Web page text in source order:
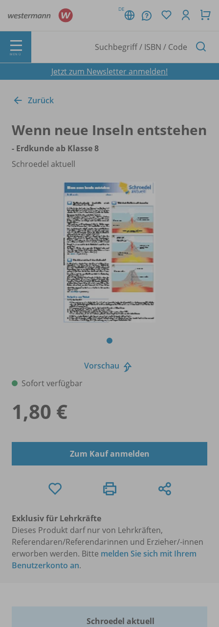
DE
MENÜ
Jetzt zum Newsletter anmelden!
Zurück
Wenn neue Inseln entstehen
- Erdkunde ab Klasse 8
Schroedel aktuell
Vorschau
Sofort verfügbar
1,80 €
Zum Kauf anmelden
Exklusiv für Lehrkräfte
Dieses Produkt darf nur von Lehrkräften,
Referendaren/Referendarinnen und Erzieher/-innen
erworben werden. Bitte melden Sie sich mit Ihrem
Benutzerkonto an.
Schroedel aktuell